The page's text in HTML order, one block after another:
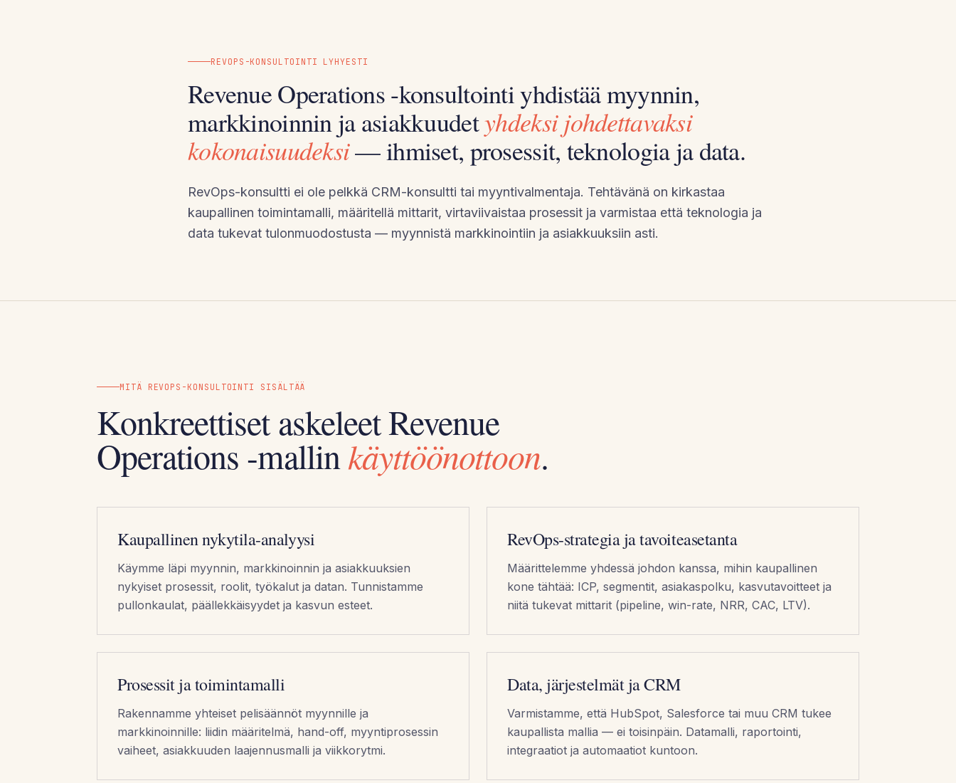
REVOPS-KONSULTOINTI LYHYESTI
Revenue Operations -konsultointi yhdistää myynnin,
markkinoinnin ja asiakkuudetyhdeksi johdettavaksi
kokonaisuudeksi— ihmiset, prosessit, teknologia ja data.
RevOps-konsultti ei ole pelkkä CRM-konsultti tai myyntivalmentaja. Tehtävänä on kirkastaa
kaupallinen toimintamalli, määritellä mittarit, virtaviivaistaa prosessit ja varmistaa että teknologia ja
data tukevat tulonmuodostusta — myynnistä markkinointiin ja asiakkuuksiin asti.
MITÄ REVOPS-KONSULTOINTI SISÄLTÄÄ
Konkreettiset askeleet Revenue
Operations -mallinkäyttöönottoon.
Kaupallinen nykytila-analyysi
Käymme läpi myynnin, markkinoinnin ja asiakkuuksien
nykyiset prosessit, roolit, työkalut ja datan. Tunnistamme
pullonkaulat, päällekkäisyydet ja kasvun esteet.
RevOps-strategia ja tavoiteasetanta
Määrittelemme yhdessä johdon kanssa, mihin kaupallinen
kone tähtää: ICP, segmentit, asiakaspolku, kasvutavoitteet ja
niitä tukevat mittarit (pipeline, win-rate, NRR, CAC, LTV).
Prosessit ja toimintamalli
Rakennamme yhteiset pelisäännöt myynnille ja
markkinoinnille: liidin määritelmä, hand-off, myyntiprosessin
vaiheet, asiakkuuden laajennusmalli ja viikkorytmi.
Data, järjestelmät ja CRM
Varmistamme, että HubSpot, Salesforce tai muu CRM tukee
kaupallista mallia — ei toisinpäin. Datamalli, raportointi,
integraatiot ja automaatiot kuntoon.